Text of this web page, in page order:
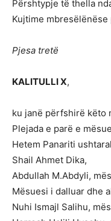
Përshtypje të thella
Kujtime
Pjesa tretë
KALITULLI X,
ku janë përfshirë këto
Plejada e parë e
Hetem Panariti
Shail Ahmet Dika,
Abdullah M.Abdyli,
Mësuesi i dalluar dhe
Nuhi Ismajl Salihu,